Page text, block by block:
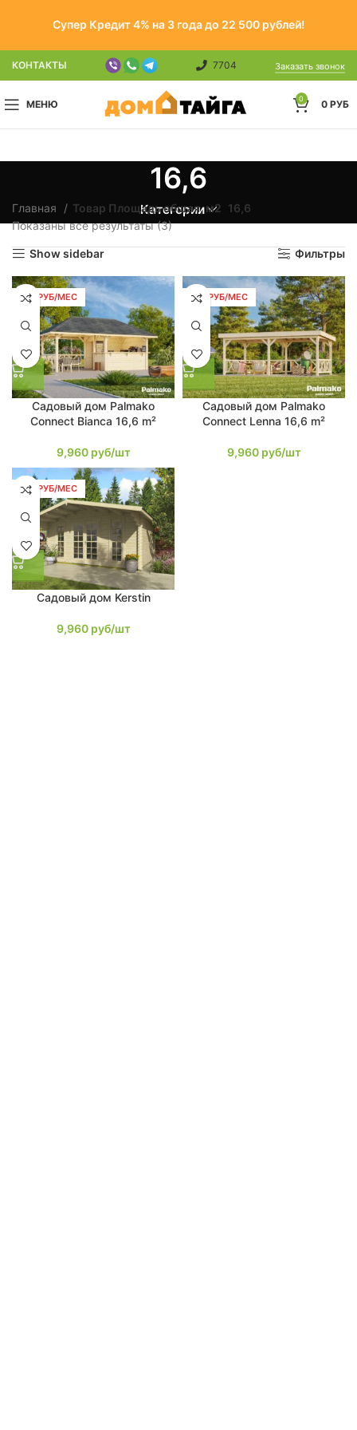
Супер Кредит 4% на 3 года до 22 500 рублей!
КОНТАКТЫ 7704 Заказать звонок
МЕНЮ 0 0 РУБ
16,6
Категории
Главная Товар Площадь общая, м2 16,6
Показаны все результаты (3)
Show sidebar Фильтры
189 РУБ/МЕС
Садовый дом Palmako
Connect Bianca 16,6 m²
9,960 руб/шт
189 РУБ/МЕС
Садовый дом Palmako
Connect Lenna 16,6 m²
9,960 руб/шт
189 РУБ/МЕС
Садовый дом Kerstin
9,960 руб/шт